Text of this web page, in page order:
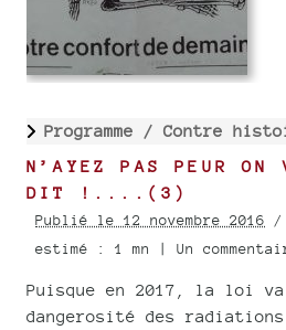
Programme / Contre
N’AYEZ PAS PEUR ON
DIT !....(3)
Publié le 12 novembre 2016 /
estimé : 1 mn | Un
Puisque en 2017, la loi
dangerosité des